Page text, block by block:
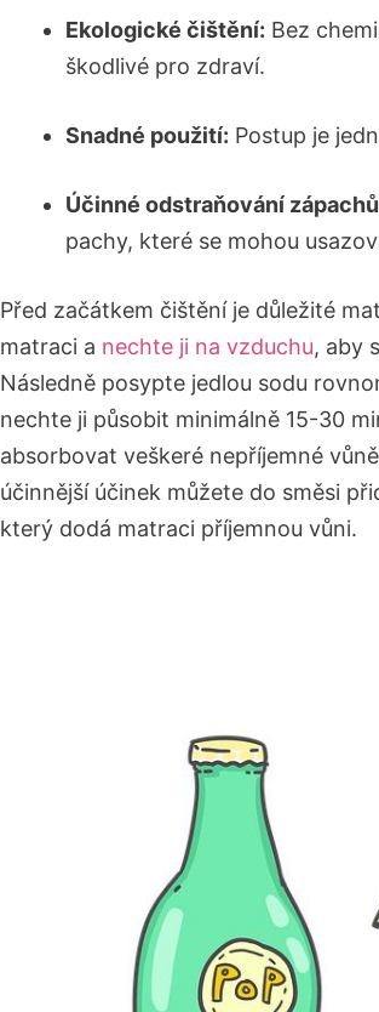
Ekologické čištění: Bez
škodlivé pro zdraví.
Snadné použití: Postup je
Účinné odstraňování
pachy, které se mohou
Před začátkem čištění je důležité
matraci a nechte ji na vzduchu, aby
Následně posypte jedlou sodu
nechte ji působit minimálně 15-30
absorbovat veškeré nepříjemné
účinnější účinek můžete do směsi
který dodá matraci příjemnou vůni.